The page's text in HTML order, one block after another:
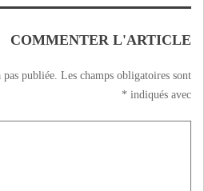
COMMENTER L'ARTICLE
pas publiée. Les champs obligatoires sont
indiqués avec
*